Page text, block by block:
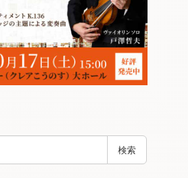
検索